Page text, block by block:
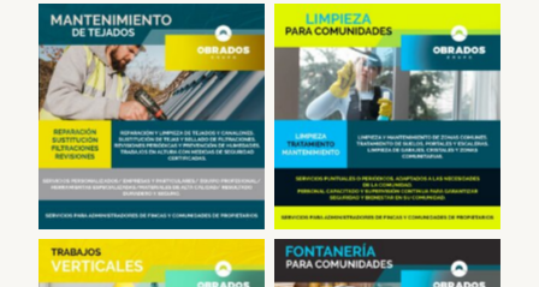
Reparación de Tejados
en Madrid
Limpieza en
Comunidades